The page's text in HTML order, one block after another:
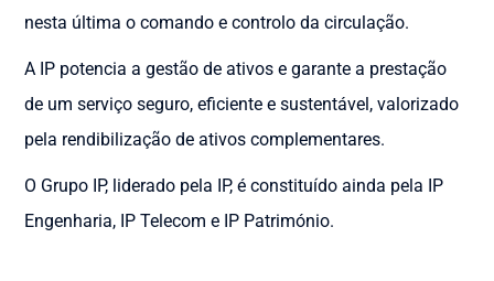
nesta última o comando e controlo da circulação.
A IP potencia a gestão de ativos e garante a prestação
de um serviço seguro, eficiente e sustentável, valorizado
pela rendibilização de ativos complementares.
O Grupo IP, liderado pela IP, é constituído ainda pela IP
Engenharia, IP Telecom e IP Património.